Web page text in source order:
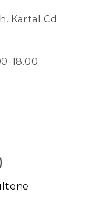
Kartal Cd.
18.00